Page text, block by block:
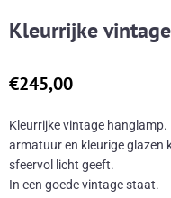
Kleurrijke
€245,00
Kleurrijke vintage
armatuur en kleurige glazen
sfeervol licht geeft.
In een goede vintage staat.